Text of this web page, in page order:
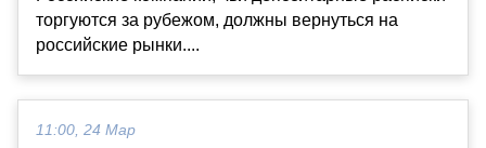
торгуются за рубежом, должны вернуться на
российские рынки....
11:00, 24 Мар